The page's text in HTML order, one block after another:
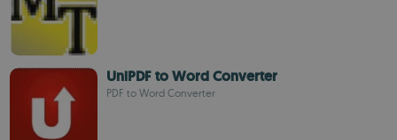
UniPDF to Word Converter
PDF to Word Converter